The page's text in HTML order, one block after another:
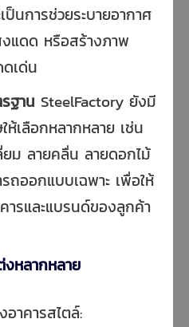
ป็นการช่วยระบายอากาศ
แดด หรือสร้างภาพ
เด่น
ฐาน SteelFactory ยังมี
ห้เลือกหลากหลาย เช่น
ยม ลายคลื่น ลายดอกไม้
ถออกแบบเฉพาะ เพื่อให้
รและแบรนด์ของลูกค้า
งหลากหลาย
าคารสไตล์: